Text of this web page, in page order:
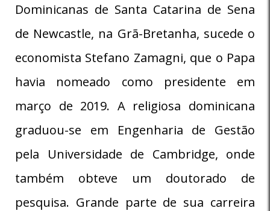
Dominicanas de Santa Catarina de Sena
de Newcastle, na Grã-Bretanha, sucede o
economista Stefano Zamagni, que o Papa
havia nomeado como presidente em
março de 2019. A religiosa dominicana
graduou-se em Engenharia de Gestão
pela Universidade de Cambridge, onde
também obteve um doutorado de
pesquisa. Grande parte de sua carreira